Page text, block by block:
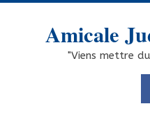
Skip
Amicale
"Viens mettre